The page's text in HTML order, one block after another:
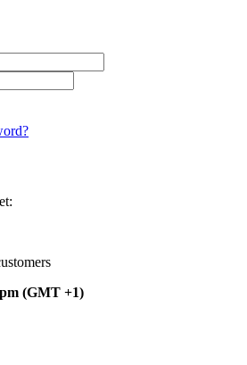
(GMT +1)